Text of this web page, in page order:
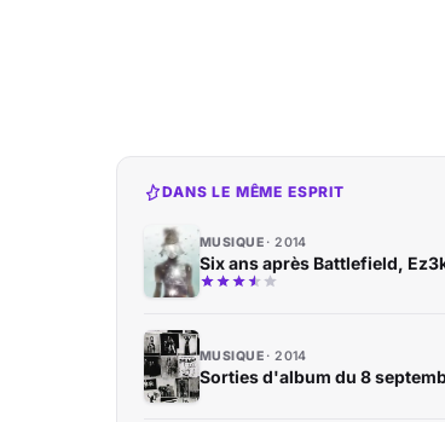
DANS LE MÊME ESPRIT
MUSIQUE 2014
Six ans après Battlefield,
MUSIQUE 2014
Sorties d'album du 8